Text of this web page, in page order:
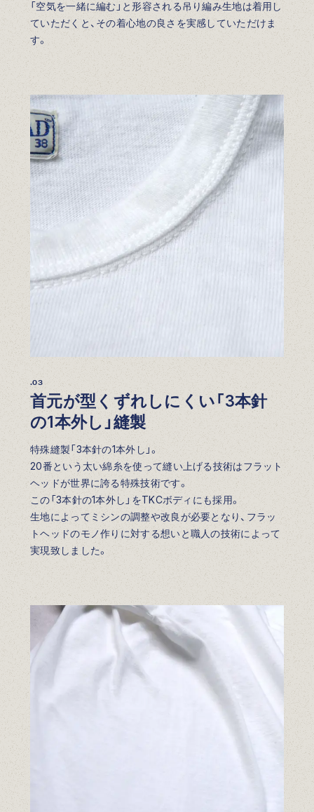
「空気を一緒に編む」と形容される吊り編み生地は着用し
ていただくと、その着心地の良さを実感していただけま
す。
.03
首元が型くずれしにくい「3本針
の1本外し」縫製
特殊縫製「3本針の1本外し」。
20番という太い綿糸を使って縫い上げる技術はフラット
ヘッドが世界に誇る特殊技術です。
この「3本針の1本外し」をTKCボディにも採用。
生地によってミシンの調整や改良が必要となり、フラッ
トヘッドのモノ作りに対する想いと職人の技術によって
実現致しました。